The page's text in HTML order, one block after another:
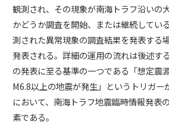
観測され、その現象が南海トラフ沿いの
かどうか調査を開始、または継続してい
測された異常現象の調査結果を発表する
発表される。詳細の運用の流れは後述す
の発表に至る基準の一つである「想定震
M6.8以上の地震が発生」というトリガー
において、南海トラフ地震臨時情報発表
素である。